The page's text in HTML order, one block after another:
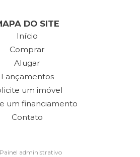
DO SITE
Início
Comprar
Alugar
Lançamentos
um imóvel
um financiamento
Contato
Painel administrativo